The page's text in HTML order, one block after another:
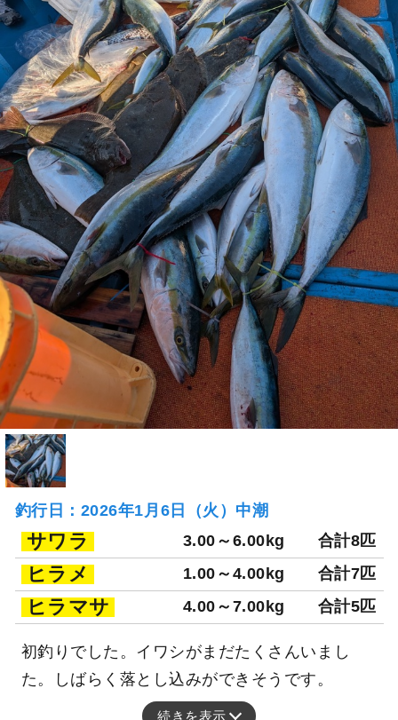
釣行日：2026年1月6日（火）中潮
サワラ 3.00～6.00kg 合計8匹
ヒラメ 1.00～4.00kg 合計7匹
ヒラマサ 4.00～7.00kg 合計5匹
初釣りでした。イワシがまだたくさんいまし
た。しばらく落とし込みができそうです。
続きを表示